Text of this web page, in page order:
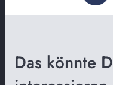
Das könnte